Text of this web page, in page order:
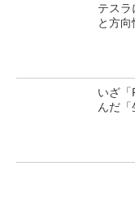
テス
と方向
いざ
んだ「